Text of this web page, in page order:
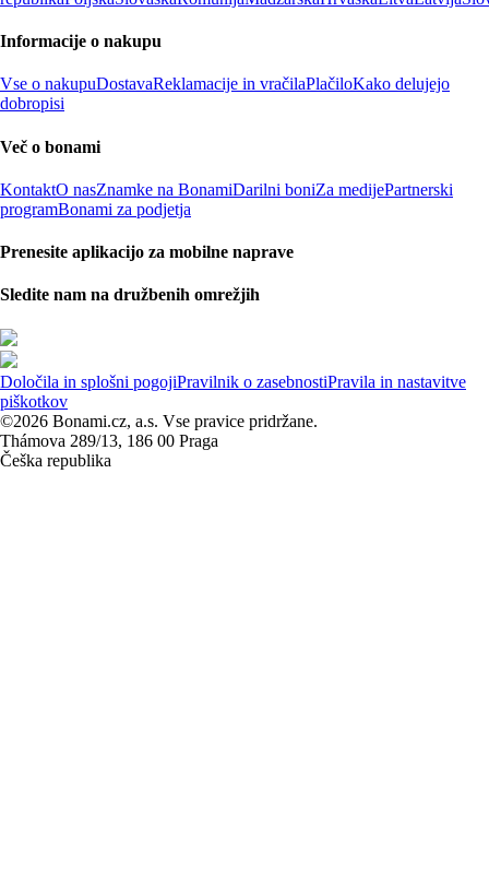
Informacije o nakupu
Vse o nakupuDostavaReklamacije in vračilaPlačiloKako delujejo
dobropisi
Več o bonami
KontaktO nasZnamke na BonamiDarilni boniZa medijePartnerski
programBonami za podjetja
Prenesite aplikacijo za mobilne naprave
Sledite nam na družbenih omrežjih
Določila in splošni pogojiPravilnik o zasebnostiPravila in nastavitve
piškotkov
©2026 Bonami.cz, a.s. Vse pravice pridržane.
Thámova 289/13, 186 00 Praga
Češka republika